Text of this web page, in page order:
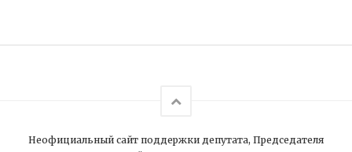
Неофициальный сайт поддержки депутата, Председателя